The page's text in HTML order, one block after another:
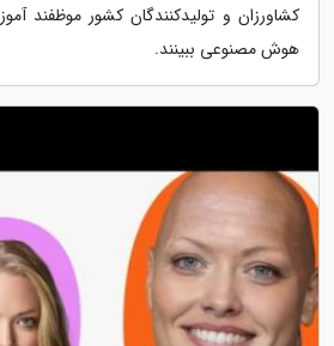
کشاورزان و تولیدکنندگان کشور موظفند
هوش مصنوعی ببینند.